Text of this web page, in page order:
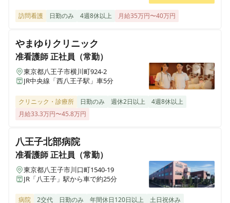
訪問看護 日勤のみ 4週8休以上 月給35万円〜40万円
やまゆりクリニック
准看護師正社員（常勤）
東京都八王子市横川町924-2
JR中央線「西八王子駅」車5分
クリニック・診療所 日勤のみ 週休2日以上
4週8休以上
月給33.3万円〜45.8万円
八王子北部病院
准看護師正社員（常勤）
東京都八王子市川口町1540-19
JR「八王子」駅から車で約25分
病院 2交代 日勤のみ 年間休日120日以上
土日祝休み